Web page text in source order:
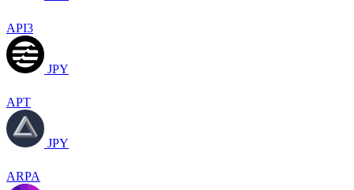
API3
JPY
APT
JPY
ARPA